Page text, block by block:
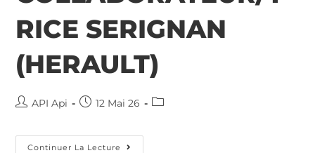
RICE SERIGNAN
(HERAULT)
API Api 12 Mai 26
Continuer La Lecture